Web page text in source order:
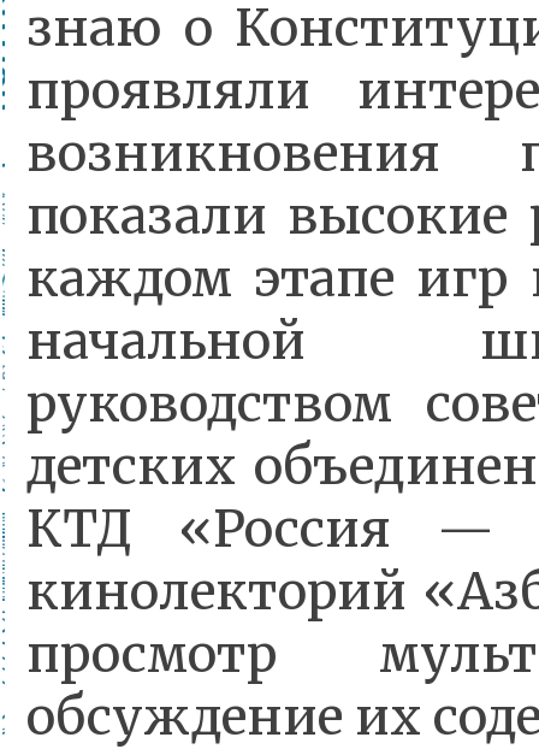
знаю о
проявляли
возникновения
показали высокие
каждом этапе
начальной
руководством
детских
КТД «Россия
кинолекторий
просмотр
обсуждение их